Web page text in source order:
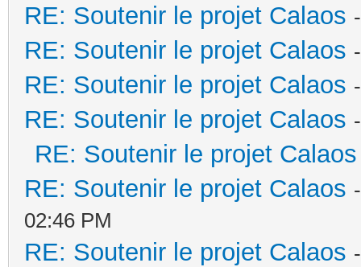
RE: Soutenir le projet Calaos
RE: Soutenir le projet Calaos
RE: Soutenir le projet Calaos
RE: Soutenir le projet Calaos
RE: Soutenir le projet Calaos
RE: Soutenir le projet Calaos
02:46 PM
RE: Soutenir le projet Calaos